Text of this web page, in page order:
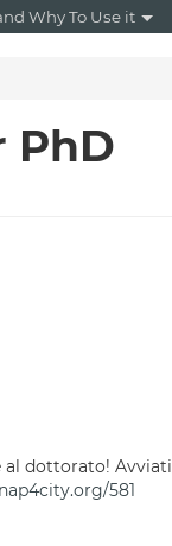
Why To Use it
PhD
al dottorato! Avviati
581